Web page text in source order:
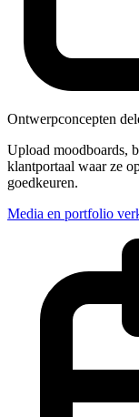
Ontwerpconcepten
Upload moodboards,
klantportaal waar ze
goedkeuren.
Media en portfolio